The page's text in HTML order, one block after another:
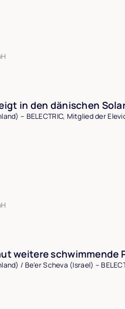
in den dänischen
– BELECTRIC, Mitglied der
weitere schwimmende
/ Be'er Scheva (Israel) –